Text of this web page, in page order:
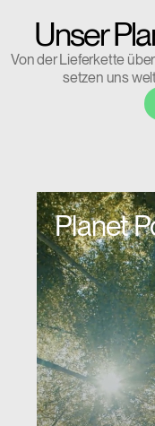
Wähle
anmelden
SIGN IN WITH SSO
Passwort vergessen
Deutschland
Select
Region
Unser
Von der Lieferkette
setzen uns
Planet